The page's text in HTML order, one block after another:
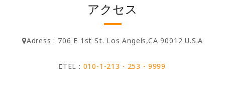
アクセス
Adress : 706 E 1st St. Los Angels,CA 90012 U.S.A
TEL : 010-1-213・253・9999